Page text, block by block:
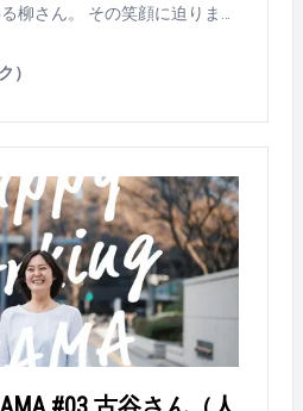
ったと思うことは？ 娘にも実
っても、0歳の頃から、家族
育園の先生・友達）ができた
しまう。（月）週末の作り置
き、（水）キッズカフェで外
、（金）回転寿司…笑 &nbsp;
楽しく両立する秘訣を一言で
自分が朗らかでいられたら、後
石田さんの紹介はここ
MAMA」はだれかな～？？
柳さん。 その笑顔に迫りま
上がった取材担当を支援する
のマネジメントに携わってい
ので、採用から受け入れ、育
広く任せてもらってますね。
、全員女性！20代の女性に囲ま
そして、この4月からは新た
なりました。これまでの仕事
内の人事企画も担当していま
&nbsp; Q：出産後も、働き続
？ &nbsp; もともと"自分で働
）